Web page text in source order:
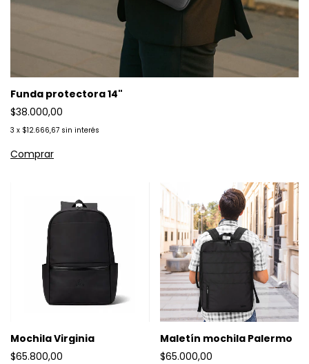
Funda protectora 14"
$38.000,00
3 x $12.666,67 sin interés
Comprar
Mochila Virginia
$65.800,00
Maletín mochila Palermo
$65.000,00